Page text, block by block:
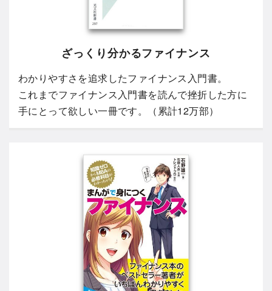
ざっくり分かるファイナンス
わかりやすさを追求したファイナンス入門書。
これまでファイナンス入門書を読んで挫折した方に
手にとって欲しい一冊です。（累計12万部）